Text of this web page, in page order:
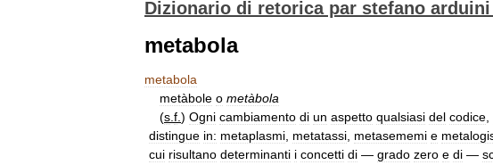
Dizionario di retorica par stefano
metabola
metabola
metàbole o metàbola
(s f ) Ogni cambiamento di un aspetto qualsiasi del codice
distingue in: metaplasmi metatassi metasememi e
cui risultano determinanti i concetti di — grado zero e di —